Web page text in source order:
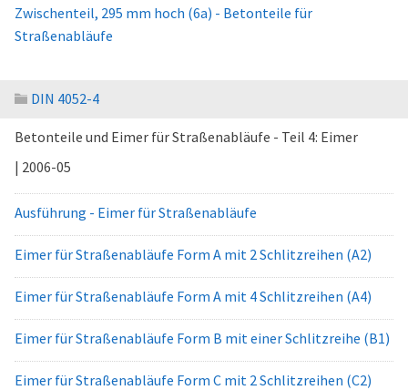
Zwischenteil, 295 mm hoch (6a) - Betonteile für
Straßenabläufe
DIN 4052-4
Betonteile und Eimer für Straßenabläufe - Teil 4: Eimer
| 2006-05
Ausführung - Eimer für Straßenabläufe
Eimer für Straßenabläufe Form A mit 2 Schlitzreihen (A2)
Eimer für Straßenabläufe Form A mit 4 Schlitzreihen (A4)
Eimer für Straßenabläufe Form B mit einer Schlitzreihe (B1)
Eimer für Straßenabläufe Form C mit 2 Schlitzreihen (C2)